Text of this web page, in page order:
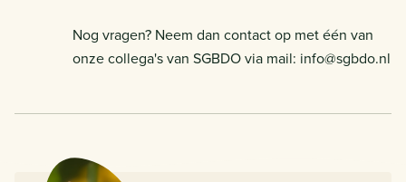
Nog vragen? Neem dan contact op met één van
onze collega's van SGBDO via mail: info@sgbdo.nl